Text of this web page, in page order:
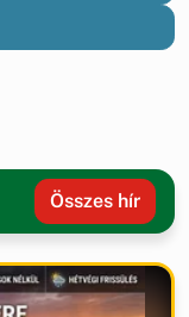
Összes hír